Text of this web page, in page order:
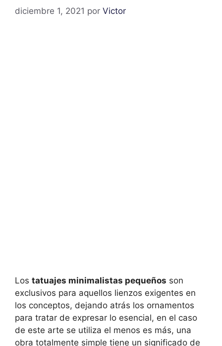
diciembre 1, 2021 por Victor
Los tatuajes minimalistas pequeños son
exclusivos para aquellos lienzos exigentes en
los conceptos, dejando atrás los ornamentos
para tratar de expresar lo esencial, en el caso
de este arte se utiliza el menos es más, una
obra totalmente simple tiene un significado de